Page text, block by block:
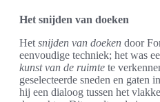
Het snijden van doeken
Het snijden van doeken door
eenvoudige techniek; het was
kunst van de ruimte te
geselecteerde sneden en gaten
hij een dialoog tussen het